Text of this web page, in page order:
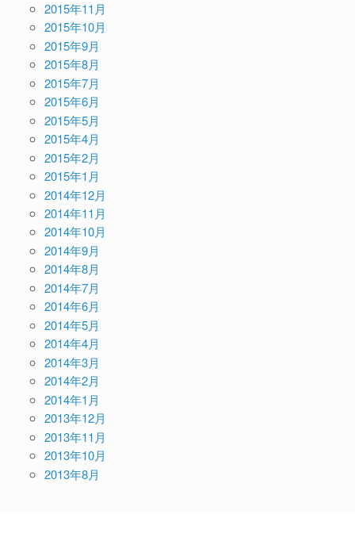
2015年11月
2015年10月
2015年9月
2015年8月
2015年7月
2015年6月
2015年5月
2015年4月
2015年2月
2015年1月
2014年12月
2014年11月
2014年10月
2014年9月
2014年8月
2014年7月
2014年6月
2014年5月
2014年4月
2014年3月
2014年2月
2014年1月
2013年12月
2013年11月
2013年10月
2013年8月